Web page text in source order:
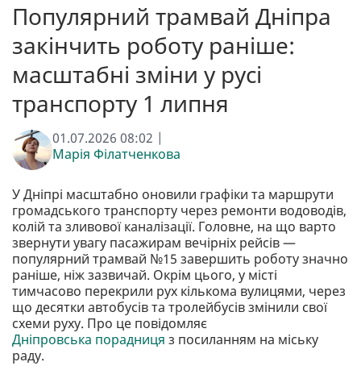
Популярний трамвай Дніпра
закінчить роботу раніше:
масштабні зміни у русі
транспорту 1 липня
01.07.2026 08:02 |
Марія Філатченкова
У Дніпрі масштабно оновили графіки та маршрути
громадського транспорту через ремонти водоводів,
колій та зливової каналізації. Головне, на що варто
звернути увагу пасажирам вечірніх рейсів —
популярний трамвай №15 завершить роботу значно
раніше, ніж зазвичай. Окрім цього, у місті
тимчасово перекрили рух кількома вулицями, через
що десятки автобусів та тролейбусів змінили свої
схеми руху. Про це повідомляє
Дніпровська порадниця з посиланням на міську
раду.